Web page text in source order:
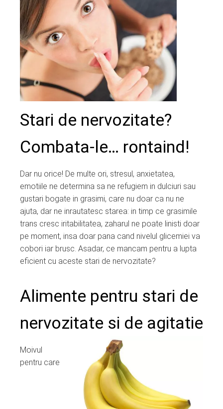
Stari de nervozitate?
Combata-le… rontaind!
Dar nu orice! De multe ori, stresul, anxietatea,
emotiile ne determina sa ne refugiem in dulciuri sau
gustari bogate in grasimi, care nu doar ca nu ne
ajuta, dar ne inrautatesc starea: in timp ce grasimile
trans cresc iritabilitatea, zaharul ne poate linisti doar
pe moment, insa doar pana cand nivelul glicemiei va
cobori iar brusc. Asadar, ce mancam pentru a lupta
eficient cu aceste stari de nervozitate?
Alimente pentru stari de
nervozitate si de agitatie
Moivul
pentru care